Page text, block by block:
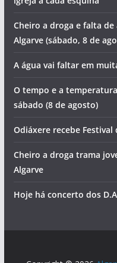
Cheiro a droga e falta de
Algarve (sábado, 8 de
A água vai faltar em
O tempo e a
sábado (8 de agosto)
Odiáxere recebe Festival
Cheiro a droga trama
Algarve
Hoje há concerto dos